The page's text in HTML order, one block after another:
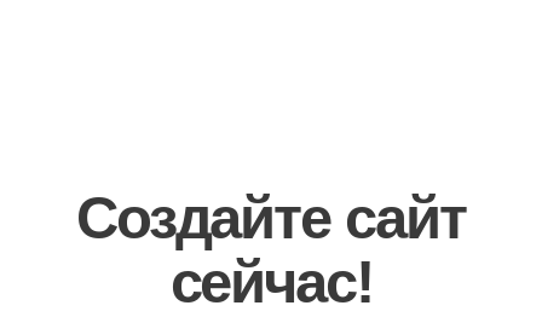
Создайте сайт
сейчас!